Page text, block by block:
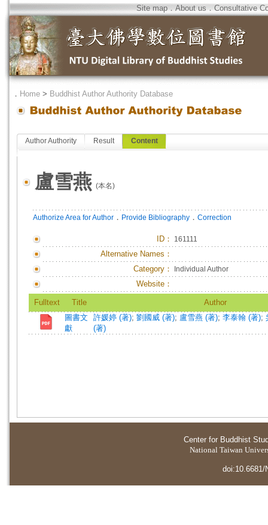
Site map．About us．Consultative
． Home > Buddhist Author Authority Database
Author Authority Result Content
盧雪燕 (本名)
Authorize Area for Author ． Provide Bibliography ． Correction
ID ： 161111
Alternative Names：
Category：
Individual Author
Website：
Fulltext Title
Author
圖書文
獻
許媛婷 (著); 劉國威 (著); 盧雪燕 (著); 李泰翰 (著);
(著)
Center for Buddhist
National Taiwan
doi:10.6681/